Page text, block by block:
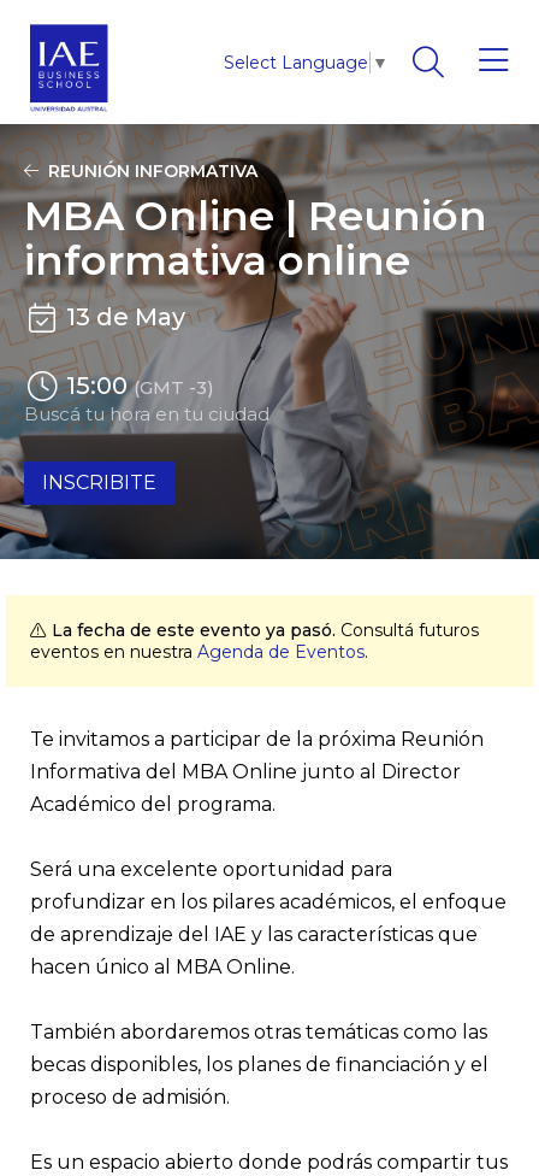
Select Language ▼
REUNIÓN INFORMATIVA
MBA Online | Reunión
informativa online
13 de May
15:00(GMT -3)
Buscá tu hora en tu ciudad
INSCRIBITE
La fecha de este evento ya pasó. Consultá futuros
eventos en nuestra Agenda de Eventos.
Te invitamos a participar de la próxima Reunión
Informativa del MBA Online junto al Director
Académico del programa.
Será una excelente oportunidad para
profundizar en los pilares académicos, el enfoque
de aprendizaje del IAE y las características que
hacen único al MBA Online.
También abordaremos otras temáticas como las
becas disponibles, los planes de financiación y el
proceso de admisión.
Es un espacio abierto donde podrás compartir tus